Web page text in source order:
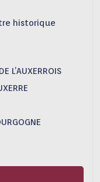
historique
L’AUXERROIS